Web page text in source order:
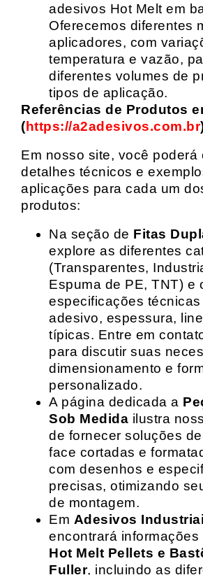
adesivos Hot Melt em
Oferecemos diferentes
aplicadores, com
temperatura e vazão,
diferentes volumes de
tipos de aplicação.
Referências de Produtos
(https://a2adesivos.com.br
Em nosso site, você poderá
detalhes técnicos e
aplicações para cada um
produtos:
Na seção de Fitas
explore as diferentes
(Transparentes,
Espuma de PE, TNT) e
especificações
adesivo, espessura,
típicas. Entre em
para discutir suas
dimensionamento e
personalizado.
A página dedicada a
Sob Medida ilustra
de fornecer soluções
face cortadas e
com desenhos e
precisas, otimizando
de montagem.
Em Adesivos
encontrará
Hot Melt Pellets e
Fuller, incluindo as